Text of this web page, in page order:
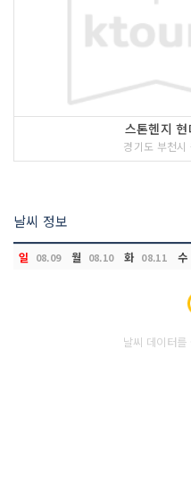
스톤헨지
경기도 부천
날씨 정보
일 08.09 월 08.10 화 08.11 수
날씨 데이터를